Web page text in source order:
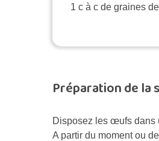
1 c à c de graines
Préparation de la
Disposez les œufs dans
A partir du moment ou